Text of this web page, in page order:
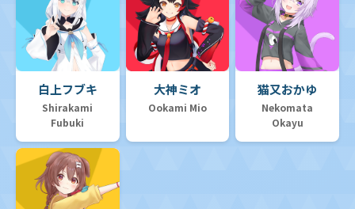
白上フブキ
Shirakami
Fubuki
大神ミオ
Ookami Mio
猫又おかゆ
Nekomata
Okayu